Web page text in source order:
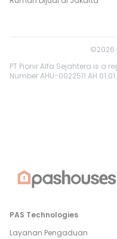
©2026
PT Pionir Alfa Sejahtera is a
Number AHU-
PAS Technologies
Layanan Pengaduan